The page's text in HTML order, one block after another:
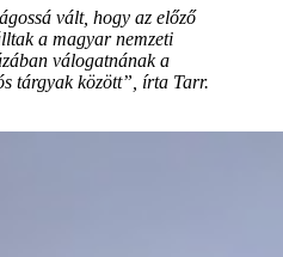
vált, hogy az előző
a magyar nemzeti
válogatnának a
tárgyak között”, írta Tarr.